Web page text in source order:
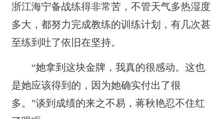
浙江海宁备战练得非常苦，不管天气多热湿度
多大，都努力完成教练的训练计划，有几次甚
至练到吐了依旧在坚持。
“她拿到这块金牌，我真的很感动。这也
是她应该得到的，因为她确实付出了很
多。”谈到成绩的来之不易，蒋秋艳忍不住红